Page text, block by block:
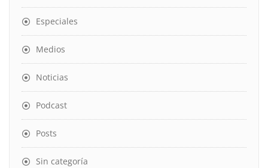
Especiales
Medios
Noticias
Podcast
Posts
Sin categoría